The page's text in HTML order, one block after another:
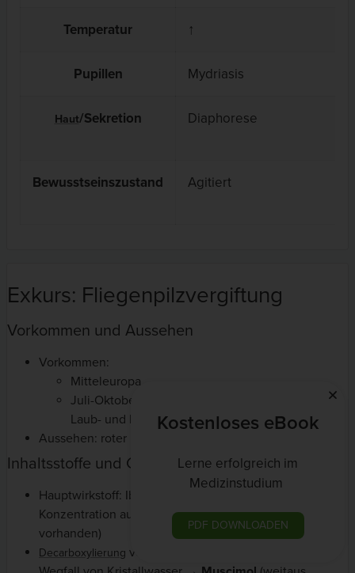
Temperatur ↑
Pupillen Mydriasis
Haut/Sekretion Diaphorese
Bewusstseinszustand Agitiert
Exkurs: Fliegenpilzvergiftung
Vorkommen und Aussehen
Vorkommen:
Mitteleuropa
Juli-Oktober, v.a. unter Fichten und Birken in
Laub- und Nadelwäldern
Aussehen: roter Hut mit abwischbaren weißen Punkten
Inhaltsstoffe und Giftwirkung
Hauptwirkstoff: Ibotensäure „Prämuscimol“ (in hoher
Konzentration auch im Fleisch und den Lamellen
vorhanden)
Decarboxylierung von Ibotensäure unter Entzug oder
Kostenloses eBook
Lerne erfolgreich im
Medizinstudium
PDF DOWNLOADEN